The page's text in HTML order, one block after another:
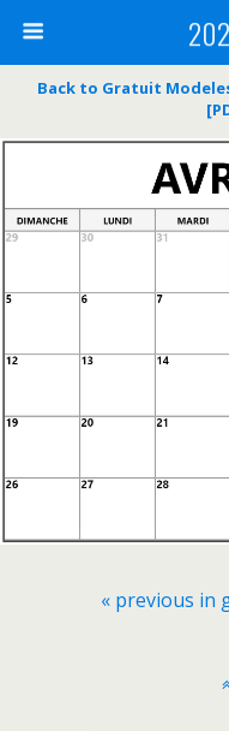
Back to Gratuit
« previous in